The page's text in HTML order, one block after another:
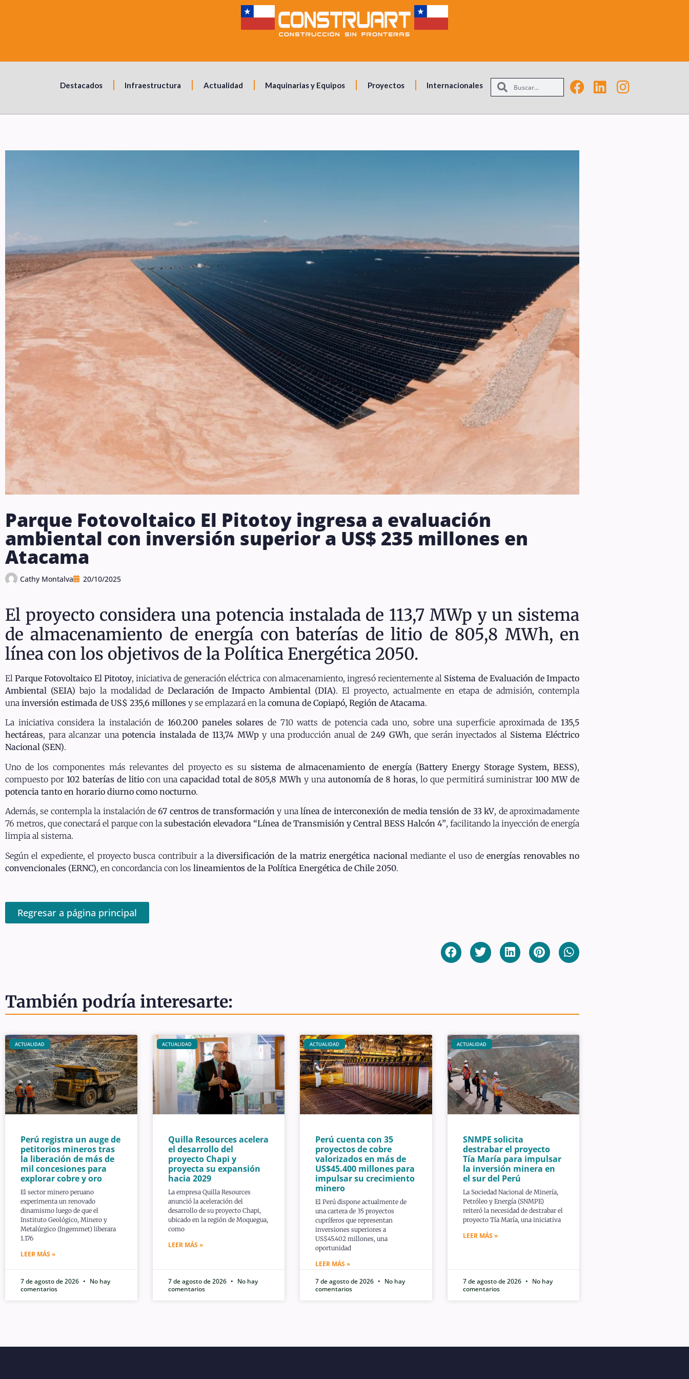
Destacados Infraestructura Actualidad Maquinarias y Equipos Proyectos Internacionales
Parque Fotovoltaico El Pitotoy ingresa a evaluación
ambiental con inversión superior a US$ 235 millones en
Atacama
Cathy Montalva 20/10/2025
El proyecto considera una potencia instalada de 113,7 MWp y un sistema
de almacenamiento de energía con baterías de litio de 805,8 MWh, en
línea con los objetivos de la Política Energética 2050.
ElParque Fotovoltaico El Pitotoy, iniciativa de generación eléctrica con almacenamiento, ingresó recientemente al Sistema de Evaluación de Impacto
Ambiental (SEIA) bajo la modalidad deDeclaración de Impacto Ambiental (DIA). El proyecto, actualmente en etapa de admisión, contempla
una inversión estimada de US$ 235,6 millones y se emplazará en la comuna de Copiapó, Región de Atacama.
La iniciativa considera la instalación de 160.200 paneles solares de 710 watts de potencia cada uno, sobre una superficie aproximada de135,5
hectáreas, para alcanzar unapotencia instalada de 113,74 MWpy una producción anual de249 GWh, que serán inyectados al Sistema Eléctrico
Nacional (SEN).
Uno de los componentes más relevantes del proyecto es su sistema de almacenamiento de energía (Battery Energy Storage System, BESS),
compuesto por102 baterías de litio con unacapacidad total de 805,8 MWh y una autonomía de 8 horas, lo que permitirá suministrar 100 MW de
potencia tanto en horario diurno como nocturno.
Además, se contempla la instalación de67 centros de transformacióny una línea de interconexión de media tensión de 33 kV, de aproximadamente
76 metros, que conectará el parque con lasubestación elevadora “Línea de Transmisión y Central BESS Halcón 4”, facilitando la inyección de energía
limpia al sistema.
Según el expediente, el proyecto busca contribuir a ladiversificación de la matriz energética nacional mediante el uso deenergías renovables no
convencionales (ERNC), en concordancia con los lineamientos de la Política Energética de Chile 2050.
Regresar a página principal
También podría interesarte:
ACTUALIDAD
Perú registra un auge de
petitorios mineros tras
la liberación de más de
mil concesiones para
explorar cobre y oro
El sector minero peruano
experimenta un renovado
dinamismo luego de que el
Instituto Geológico, Minero y
Metalúrgico (Ingemmet) liberara
1.176
LEER MÁS »
7 de agosto de 2026
No hay
comentarios
ACTUALIDAD
Quilla Resources acelera
el desarrollo del
proyecto Chapi y
proyecta su expansión
hacia 2029
La empresa Quilla Resources
anunció la aceleración del
desarrollo de su proyecto Chapi,
ubicado en la región de Moquegua,
como
LEER MÁS »
7 de agosto de 2026
No hay
comentarios
ACTUALIDAD
Perú cuenta con 35
proyectos de cobre
valorizados en más de
US$45.400 millones para
impulsar su crecimiento
minero
El Perú dispone actualmente de
una cartera de 35 proyectos
cupríferos que representan
inversiones superiores a
US$45.402 millones, una
oportunidad
LEER MÁS »
7 de agosto de 2026
No hay
comentarios
ACTUALIDAD
SNMPE solicita
destrabar el proyecto
Tía María para impulsar
la inversión minera en
el sur del Perú
La Sociedad Nacional de Minería,
Petróleo y Energía (SNMPE)
reiteró la necesidad de destrabar el
proyecto Tía María, una iniciativa
LEER MÁS »
7 de agosto de 2026
No hay
comentarios